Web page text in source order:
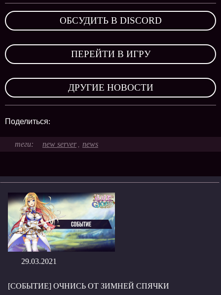
ОБСУДИТЬ В DISCORD
ПЕРЕЙТИ В ИГРУ
ДРУГИЕ НОВОСТИ
Поделиться:
new server , news
29.03.2021
[СОБЫТИЕ] ОЧНИСЬ ОТ ЗИМНЕЙ СПЯЧКИ